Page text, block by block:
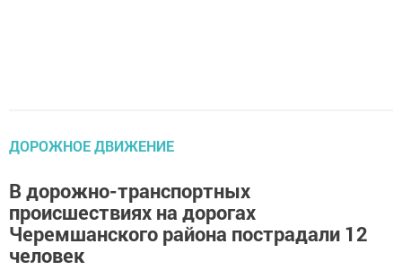
ДОРОЖНОЕ ДВИЖЕНИЕ
В дорожно-транспортных
происшествиях на дорогах
Черемшанского района пострадали 12
человек